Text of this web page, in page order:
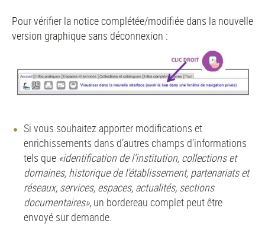
Pour vérifier la notice complétée/modifiée dans la nouvelle
version graphique sans déconnexion :
Si vous souhaitez apporter modifications et
enrichissements dans d’autres champs d’informations
tels que «identification de l’institution, collections et
domaines, historique de l’établissement, partenariats et
réseaux, services, espaces, actualités, sections
documentaires», un bordereau complet peut être
envoyé sur demande.